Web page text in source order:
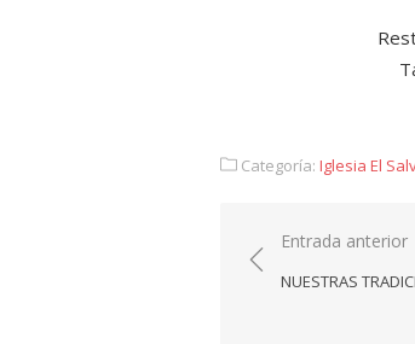
Categoría: Iglesia El
Navegación
de
Entrada anterior
NUESTRAS